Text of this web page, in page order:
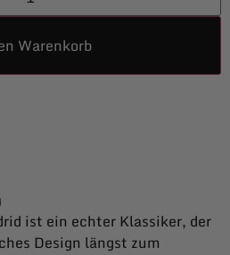
Warenkorb
ist ein echter Klassiker, der
Design längst zum